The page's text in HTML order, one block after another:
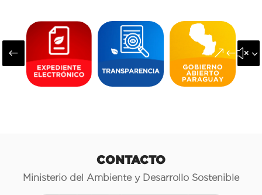
#
CONTACTO
Ministerio del Ambiente y Desarrollo Sostenible